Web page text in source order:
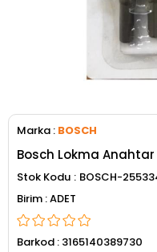
Marka : BOSCH
Bosch Lokma
Stok Kodu
BOSCH-
ADET
Barkod : 3165140389730